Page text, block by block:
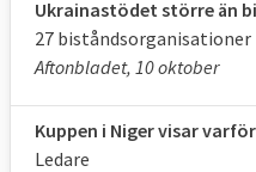
Ukrainastödet större än
27 biståndsorganisationer
Aftonbladet, 10 oktober
Kuppen i Niger visar
Ledare